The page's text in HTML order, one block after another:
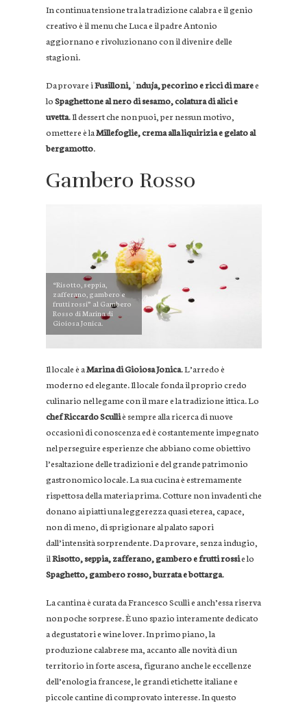
In continua tensione tra la tradizione calabra e il genio
creativo è il menu che Luca e il padre Antonio
aggiornano e rivoluzionano con il divenire delle
stagioni.
Da provare iFusilloni, ʾnduja, pecorino e ricci di maree
loSpaghettone al nero di sesamo, colatura di alici e
uvetta. Il dessert che non puoi, per nessun motivo,
omettere è laMillefoglie, crema alla liquirizia e gelato al
bergamotto.
Gambero Rosso
“Risotto, seppia,
zafferano, gambero e
frutti rossi” al Gambero
Rosso di Marina di
Gioiosa Jonica.
Il locale è aMarina di Gioiosa Jonica. L’arredo è
moderno ed elegante. Il locale fonda il proprio credo
culinario nel legame con il mare e la tradizione ittica. Lo
chef Riccardo Sculliè sempre alla ricerca di nuove
occasioni di conoscenza ed è costantemente impegnato
nel perseguire esperienze che abbiano come obiettivo
l’esaltazione delle tradizioni e del grande patrimonio
gastronomico locale. La sua cucina è estremamente
rispettosa della materia prima. Cotture non invadenti che
donano ai piatti una leggerezza quasi eterea, capace,
non di meno, di sprigionare al palato sapori
dall’intensità sorprendente. Da provare, senza indugio,
ilRisotto, seppia, zafferano, gambero e frutti rossie lo
Spaghetto, gambero rosso, burrata e bottarga.
La cantina è curata da Francesco Sculli e anch’essa riserva
non poche sorprese. È uno spazio interamente dedicato
a degustatori e wine lover. In primo piano, la
produzione calabrese ma, accanto alle novità di un
territorio in forte ascesa, figurano anche le eccellenze
dell’enologia francese, le grandi etichette italiane e
piccole cantine di comprovato interesse. In questo